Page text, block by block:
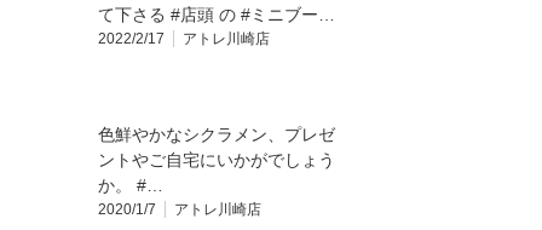
て下さる #店頭 の #ミニブー…
2022/2/17 アトレ川崎店
色鮮やかなシクラメン、プレゼ
ントやご自宅にいかがでしょう
か。 #…
2020/1/7 アトレ川崎店